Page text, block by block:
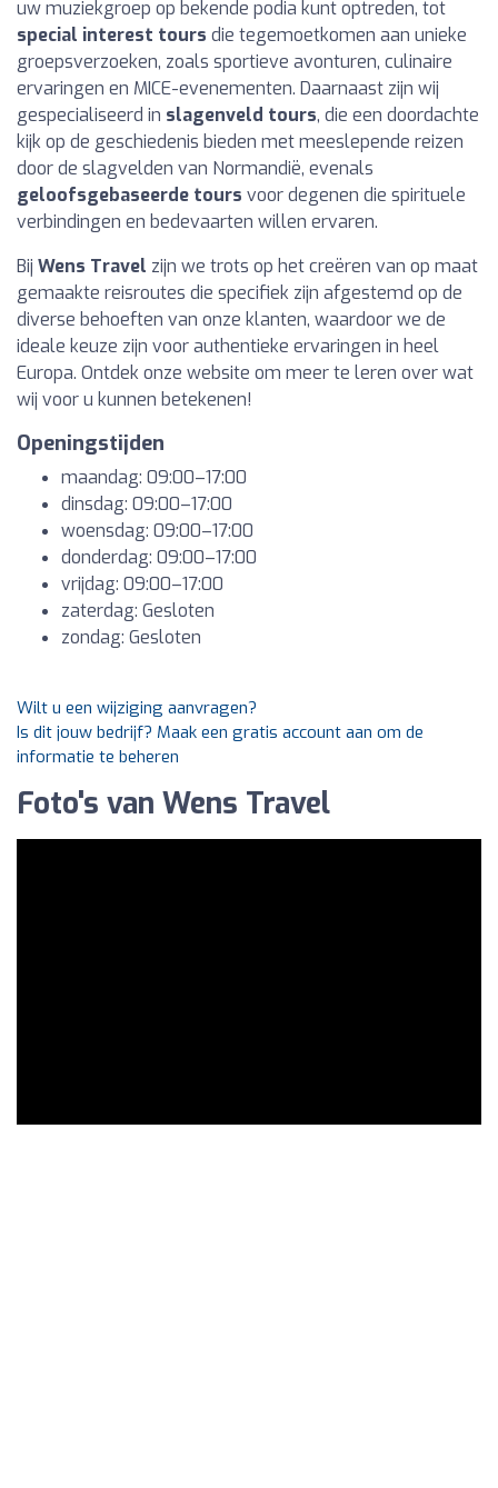
uw muziekgroep op bekende podia kunt optreden, tot
special interest tours die tegemoetkomen aan unieke
groepsverzoeken, zoals sportieve avonturen, culinaire
ervaringen en MICE-evenementen. Daarnaast zijn wij
gespecialiseerd in slagenveld tours, die een doordachte
kijk op de geschiedenis bieden met meeslepende reizen
door de slagvelden van Normandië, evenals
geloofsgebaseerde tours voor degenen die spirituele
verbindingen en bedevaarten willen ervaren.
Bij Wens Travel zijn we trots op het creëren van op maat
gemaakte reisroutes die specifiek zijn afgestemd op de
diverse behoeften van onze klanten, waardoor we de
ideale keuze zijn voor authentieke ervaringen in heel
Europa. Ontdek onze website om meer te leren over wat
wij voor u kunnen betekenen!
Openingstijden
maandag: 09:00–17:00
dinsdag: 09:00–17:00
woensdag: 09:00–17:00
donderdag: 09:00–17:00
vrijdag: 09:00–17:00
zaterdag: Gesloten
zondag: Gesloten
Wilt u een wijziging aanvragen?
Is dit jouw bedrijf? Maak een gratis account aan om de
informatie te beheren
Foto's van Wens Travel